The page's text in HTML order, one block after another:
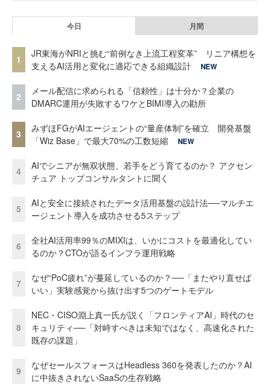
今日 月間
1
JR東海がNRIと挑む“前例なき上流工程変革” リニア構想を
支えるAI活用と変化に適応できる組織設計
NEW
2
メール配信に求められる「信頼性」は十分か？企業の
DMARC運用が失敗するワケとBIMI導入の勘所
3
みずほFGがAIエージェントの“量産体制”を確立 開発基盤
「Wiz Base」で最大70%の工数短縮
NEW
4
AIでシニアが無双状態、若手をどう育てるのか？ アクセン
チュア トップコンサルタントに聞く
5
AIと安全に接続されたデータ活用基盤の設計法──マルチエ
ージェント導入を成功させる5ステップ
6
全社AI活用率99％のMIXIは、いかにコストを最適化してい
るのか？CTOが語るインフラ運用戦略
7
なぜ“PoC疲れ”が蔓延しているのか？──「またやり直せば
いい」実験感覚から抜け出す5つのゲートモデル
8
NEC・CISO淵上真一氏が説く「フロンティアAI」時代のセ
キュリティ──「対峙すべきは未知ではなく、高速化された
既存の課題」
9
なぜセールスフォースはHeadless 360を発表したのか？AI
に中抜きされないSaaSの生存戦略